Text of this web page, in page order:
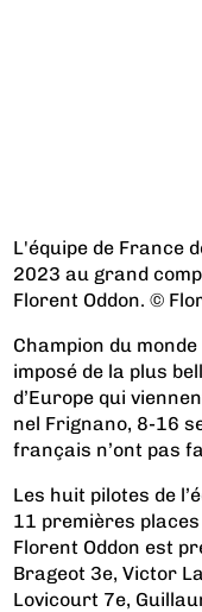
L'équipe de France
2023 au grand
Florent Oddon. ©
Champion du
imposé de la plus
d’Europe qui
nel Frignano, 8-16
français n’ont pas
Les huit pilotes de
11 premières
Florent Oddon est
Brageot 3e, Victor
Lovicourt 7e,